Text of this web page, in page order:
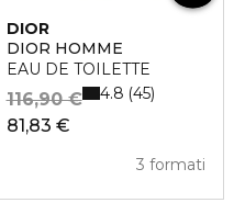
DIOR
DIOR HOMME
EAU DE TOILETTE
81,83 €
116,90 €
3 formati
4.8 45